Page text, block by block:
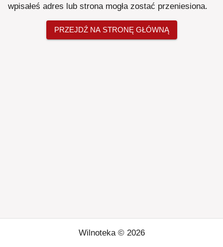
wpisałeś adres lub strona mogła zostać przeniesiona.
PRZEJDŹ NA STRONĘ GŁÓWNĄ
Wilnoteka © 2026